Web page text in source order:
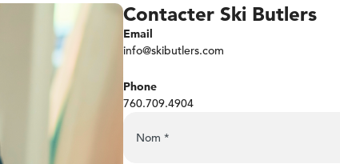
Contacter Ski Butlers
Email
info@skibutlers.com
Phone
760.709.4904
Nom *